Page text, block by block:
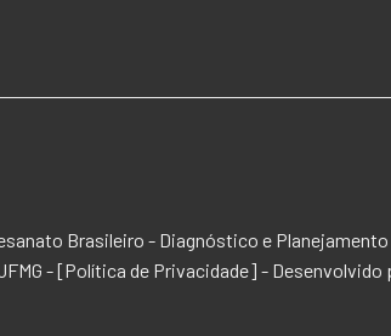
Brasileiro - Diagnóstico e
-[Política de Privacidade] - Desenvolvido